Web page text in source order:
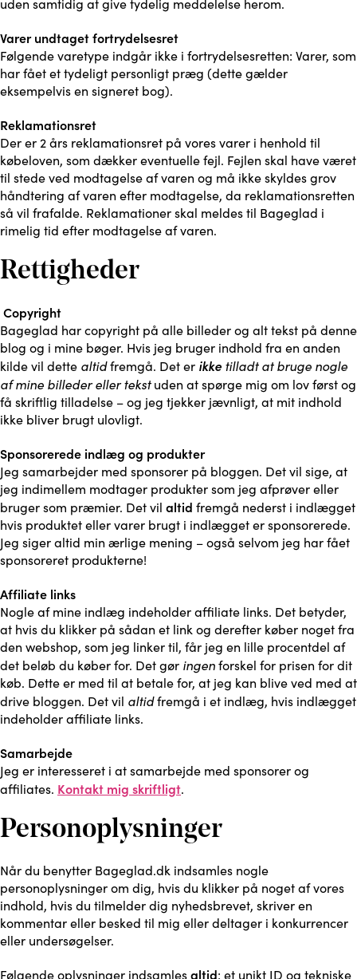
uden samtidig at give tydelig meddelelse herom.
Varer undtaget fortrydelsesret
Følgende varetype indgår ikke i fortrydelsesretten: Varer, som
har fået et tydeligt personligt præg (dette gælder
eksempelvis en signeret bog).
Reklamationsret
Der er 2 års reklamationsret på vores varer i henhold til
købeloven, som dækker eventuelle fejl. Fejlen skal have været
til stede ved modtagelse af varen og må ikke skyldes grov
håndtering af varen efter modtagelse, da reklamationsretten
så vil frafalde. Reklamationer skal meldes til Bageglad i
rimelig tid efter modtagelse af varen.
Rettigheder
Copyright
Bageglad har copyright på alle billeder og alt tekst på denne
blog og i mine bøger. Hvis jeg bruger indhold fra en anden
kilde vil dette altidfremgå. Det er ikke tilladt at bruge nogle
af mine billeder eller tekstuden at spørge mig om lov først og
få skriftlig tilladelse – og jeg tjekker jævnligt, at mit indhold
ikke bliver brugt ulovligt.
Sponsorerede indlæg og produkter
Jeg samarbejder med sponsorer på bloggen. Det vil sige, at
jeg indimellem modtager produkter som jeg afprøver eller
bruger som præmier. Det vil altid fremgå nederst i indlægget
hvis produktet eller varer brugt i indlægget er sponsorerede.
Jeg siger altid min ærlige mening – også selvom jeg har fået
sponsoreret produkterne!
Affiliate links
Nogle af mine indlæg indeholder affiliate links. Det betyder,
at hvis du klikker på sådan et link og derefter køber noget fra
den webshop, som jeg linker til, får jeg en lille procentdel af
det beløb du køber for. Det gør ingenforskel for prisen for dit
køb. Dette er med til at betale for, at jeg kan blive ved med at
drive bloggen. Det vil altidfremgå i et indlæg, hvis indlægget
indeholder affiliate links.
Samarbejde
Jeg er interesseret i at samarbejde med sponsorer og
affiliates. Kontakt mig skriftligt.
Personoplysninger
Når du benytter Bageglad.dk indsamles nogle
personoplysninger om dig, hvis du klikker på noget af vores
indhold, hvis du tilmelder dig nyhedsbrevet, skriver en
kommentar eller besked til mig eller deltager i konkurrencer
eller undersøgelser.
Følgende oplysninger indsamlesaltid: et unikt ID og tekniske